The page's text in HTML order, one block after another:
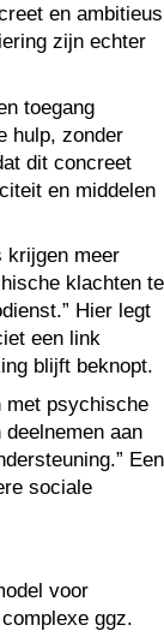
en ambitieus
zijn echter
toegang
hulp, zonder
dit concreet
en middelen
krijgen meer
klachten te
Hier legt
een link
blijft beknopt.
met psychische
aan
Een
sociale
voor
ggz.